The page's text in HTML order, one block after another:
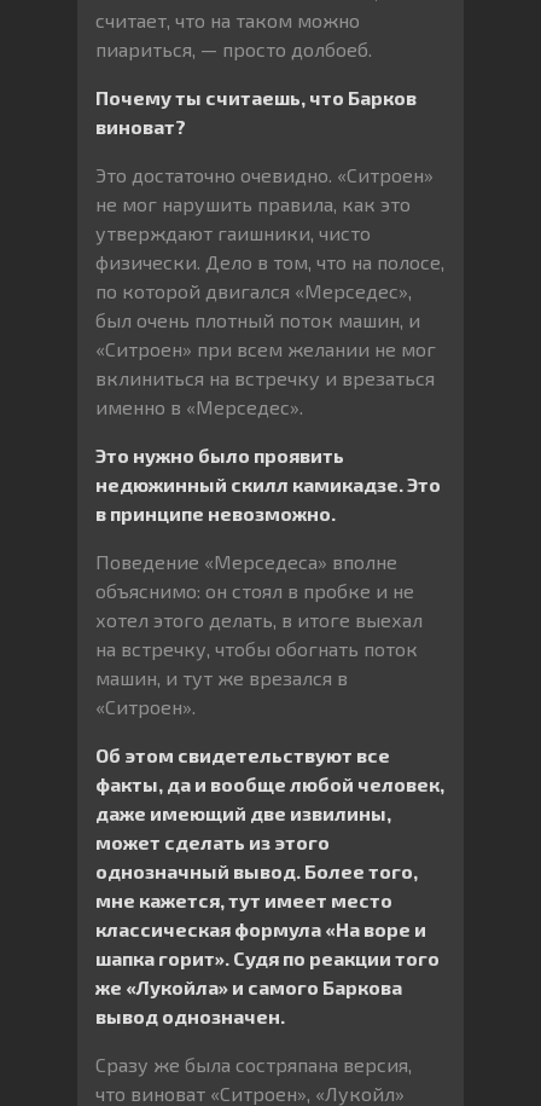
считает, что на таком можно
пиариться, — просто долбоеб.
Почему ты считаешь, что Барков
виноват?
Это достаточно очевидно. «Ситроен»
не мог нарушить правила, как это
утверждают гаишники, чисто
физически. Дело в том, что на полосе,
по которой двигался «Мерседес»,
был очень плотный поток машин, и
«Ситроен» при всем желании не мог
вклиниться на встречку и врезаться
именно в «Мерседес».
Это нужно было проявить
недюжинный скилл камикадзе. Это
в принципе невозможно.
Поведение «Мерседеса» вполне
объяснимо: он стоял в пробке и не
хотел этого делать, в итоге выехал
на встречку, чтобы обогнать поток
машин, и тут же врезался в
«Ситроен».
Об этом свидетельствуют все
факты, да и вообще любой человек,
даже имеющий две извилины,
может сделать из этого
однозначный вывод. Более того,
мне кажется, тут имеет место
классическая формула «На воре и
шапка горит». Судя по реакции того
же «Лукойла» и самого Баркова
вывод однозначен.
Сразу же была состряпана версия,
что виноват «Ситроен», «Лукойл»